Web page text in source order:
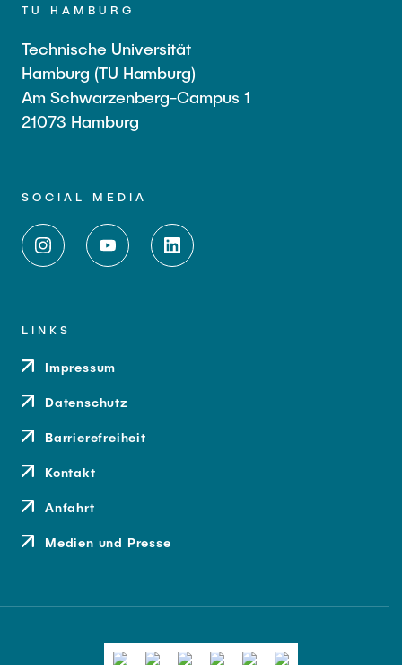
TU HAMBURG
Technische Universität
Hamburg (TU Hamburg)
Am Schwarzenberg-Campus 1
21073 Hamburg
SOCIAL MEDIA
LINKS
Impressum
Datenschutz
Barrierefreiheit
Kontakt
Anfahrt
Medien und Presse